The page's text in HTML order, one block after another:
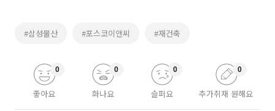
#삼성물산 #포스코이앤씨 #재건축
좋아요
0
화나요
0
슬퍼요
0
추가취재 원해요
0